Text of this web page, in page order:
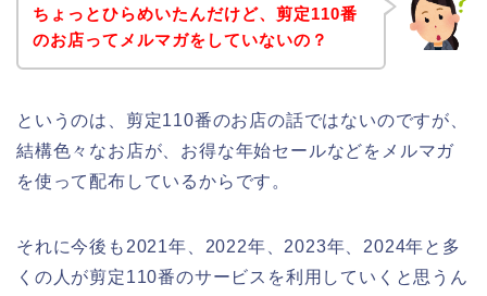
ちょっとひらめいたんだけど、剪定110番
のお店ってメルマガをしていないの？
というのは、剪定110番のお店の話ではないのですが、
結構色々なお店が、お得な年始セールなどをメルマガ
を使って配布しているからです。
それに今後も2021年、2022年、2023年、2024年と多
くの人が剪定110番のサービスを利用していくと思うん